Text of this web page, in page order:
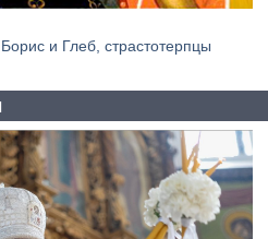
и Глеб, страстотерпцы